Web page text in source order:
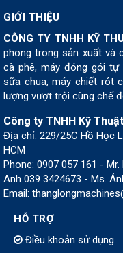
GIỚI THIỆU
CÔNG TY TNHH KỸ
phong trong sản xuất và
cà phê, máy đóng gói
sữa chua, máy chiết rót
lượng vượt trội cùng chế
Công ty TNHH Kỹ
Địa chỉ: 229/25C Hồ Học
HCM
Phone: 0907 057 161 -
Anh 039 3424673 - Ms.
Email:
HỖ TRỢ
Điều khoản sử dụng